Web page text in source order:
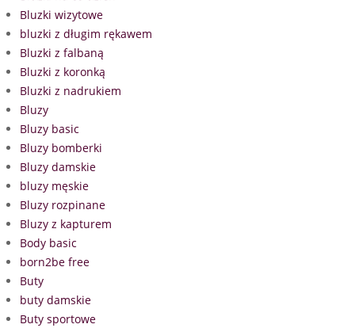
Bluzki wizytowe
bluzki z długim rękawem
Bluzki z falbaną
Bluzki z koronką
Bluzki z nadrukiem
Bluzy
Bluzy basic
Bluzy bomberki
Bluzy damskie
bluzy męskie
Bluzy rozpinane
Bluzy z kapturem
Body basic
born2be free
Buty
buty damskie
Buty sportowe